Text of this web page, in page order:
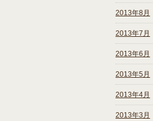
2013年8月
2013年7月
2013年6月
2013年5月
2013年4月
2013年3月